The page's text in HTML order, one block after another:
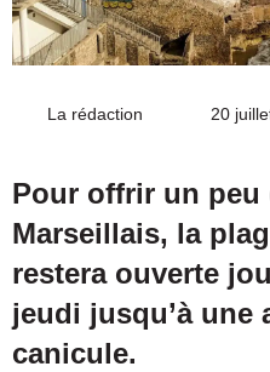
La rédaction
Envoyer
20
Pour offrir un peu
Marseillais, la
restera ouverte
jeudi jusqu’à une
canicule.